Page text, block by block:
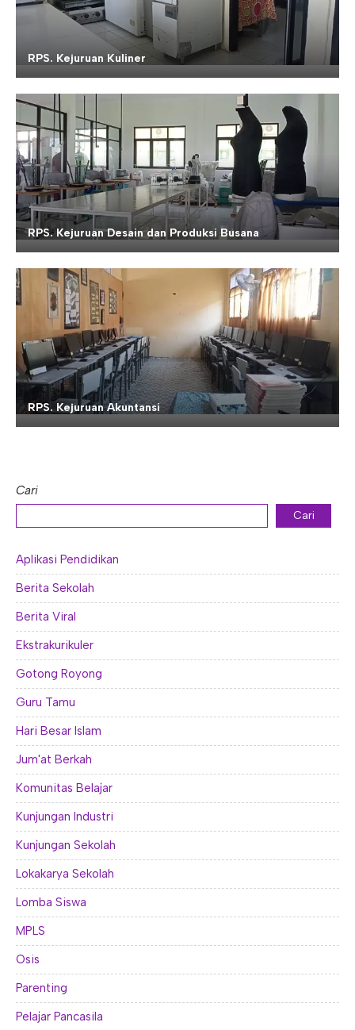
RPS. Kejuruan Kuliner
RPS. Kejuruan Desain dan Produksi Busana
RPS. Kejuruan Akuntansi
Cari
Cari
Aplikasi Pendidikan
Berita Sekolah
Berita Viral
Ekstrakurikuler
Gotong Royong
Guru Tamu
Hari Besar Islam
Jum'at Berkah
Komunitas Belajar
Kunjungan Industri
Kunjungan Sekolah
Lokakarya Sekolah
Lomba Siswa
MPLS
Osis
Parenting
Pelajar Pancasila